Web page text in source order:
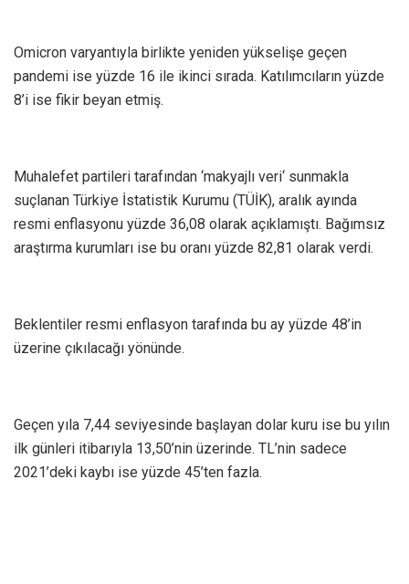
Omicron varyantıyla birlikte yeniden yükselişe geçen
pandemi ise yüzde 16 ile ikinci sırada. Katılımcıların yüzde
8’i ise fikir beyan etmiş.
Muhalefet partileri tarafından ‘makyajlı veri‘ sunmakla
suçlanan Türkiye İstatistik Kurumu (TÜİK), aralık ayında
resmi enflasyonu yüzde 36,08 olarak açıklamıştı. Bağımsız
araştırma kurumları ise bu oranı yüzde 82,81 olarak verdi.
Beklentiler resmi enflasyon tarafında bu ay yüzde 48’in
üzerine çıkılacağı yönünde.
Geçen yıla 7,44 seviyesinde başlayan dolar kuru ise bu yılın
ilk günleri itibarıyla 13,50’nin üzerinde. TL’nin sadece
2021’deki kaybı ise yüzde 45’ten fazla.